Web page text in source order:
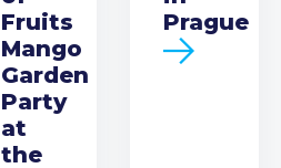
Fruits
Mango
Garden
Party
at
the
Prague